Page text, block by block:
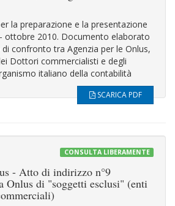
la preparazione e la presentazione
ottobre 2010. Documento elaborato
confronto tra Agenzia per le Onlus,
Dottori commercialisti e degli
italiano della contabilità
SCARICA PDF
CONSULTA LIBERAMENTE
- Atto di indirizzo n°9
Onlus di "soggetti esclusi" (enti